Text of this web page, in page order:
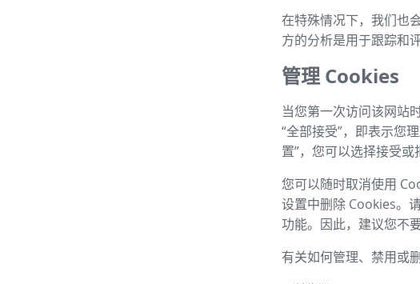
在特殊情况下，我们也
方的分析是用于跟踪和
管理 Cookies
当您第一次访问该网站
“全部接受”，即表示您
置”，您可以选择接受或
您可以随时取消使用
设置中删除 Cookies。
功能。因此，建议您不
有关如何管理、禁用或